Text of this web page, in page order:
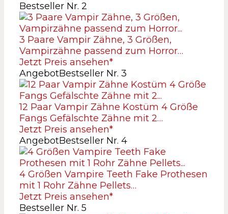
Bestseller Nr. 2
3 Paare Vampir Zähne, 3 Größen,
Vampirzähne passend zum Horror…
Jetzt Preis ansehen*
AngebotBestseller Nr. 3
12 Paar Vampir Zähne Kostüm 4 Größe
Fangs Gefälschte Zähne mit 2…
Jetzt Preis ansehen*
AngebotBestseller Nr. 4
4 Größen Vampire Teeth Fake Prothesen
mit 1 Rohr Zähne Pellets…
Jetzt Preis ansehen*
Bestseller Nr. 5